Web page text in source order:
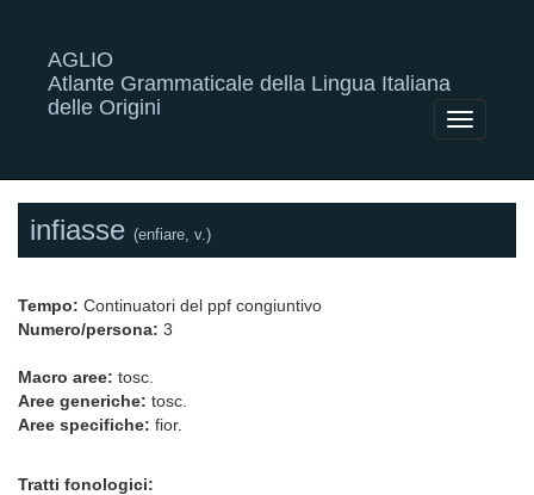
AGLIO
Atlante Grammaticale della Lingua Italiana
delle Origini
Toggle
infiasse (enfiare, v.)
Tempo: Continuatori del ppf congiuntivo
Numero/persona: 3
Macro aree: tosc.
Aree generiche: tosc.
Aree specifiche: fior.
Tratti fonologici: